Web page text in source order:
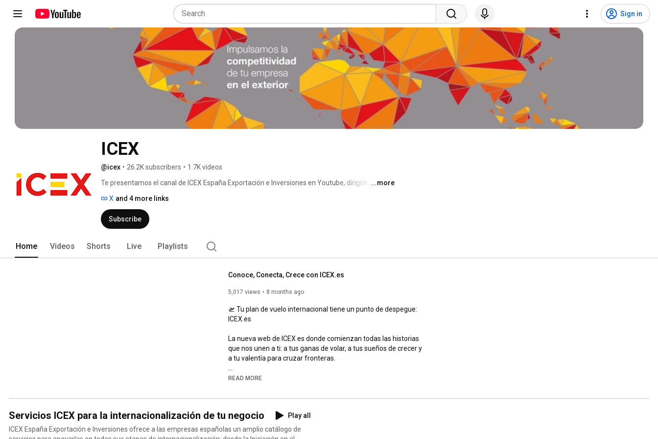
Sign in
ICEX
@icex • 26.2K subscribers • 1.7K videos
Te presentamos el canal de ICEX España Exportación e Inversiones en Youtube, dirigido a las
todos nuestros servicios y herramientas de apoyo; también os ofrecemos información de valor
sobre mercados y países que pueden resultar de interés para internacionalizar tu negocio
(estudios de mercado, informes, guías…), casos de éxito de empresas, así como formación,
...more
X and 4 more links
Subscribe
Home Videos Shorts Live Playlists
Conoce, Conecta, Crece con ICEX.es
5,017 views 8 months ago
🛫 Tu plan de vuelo internacional tiene un punto de despegue:
ICEX.es
La nueva web de ICEX es donde comienzan todas las historias
que nos unen a ti: a tus ganas de volar, a tus sueños de crecer y
a tu valentía para cruzar fronteras.
🧳Conoce, Conecta, Crece: ¡Entra en ICEX.es y regístrate!
🧭 Ahí, en esa plataforma que hemos renovado para hacerla
estrategias y los canales para tu internacionalización, pero
también el talento que te apoyará y caminará a tu lado.
READ MORE
Servicios ICEX para la internacionalización de tu negocio
Play all
ICEX España Exportación e Inversiones ofrece a las empresas españolas un amplio catálogo de